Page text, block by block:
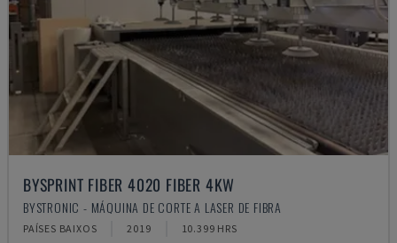
BYSPRINT FIBER 4020 FIBER 4KW
BYSTRONIC - MÁQUINA DE CORTE A LASER DE FIBRA
PAÍSES BAIXOS 2019 10.399 HRS